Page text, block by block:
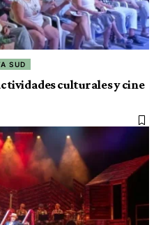
SUD
culturales y cine